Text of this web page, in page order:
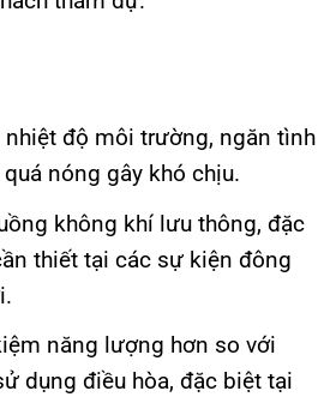
nhiệt độ môi trường, ngăn tình
nóng gây khó chịu.
không khí lưu thông, đặc
thiết tại các sự kiện đông
năng lượng hơn so với
dụng điều hòa, đặc biệt tại